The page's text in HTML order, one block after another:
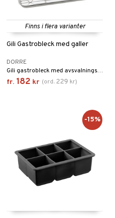
Finns i flera varianter
Gili Gastrobleck med galler
DORRE
Gili gastrobleck med avsvalningsgaller är idealiskt för köttförberedelser som kryddning, marinering och vila efter stekning.
fr. 182 kr (ord. 229 kr)
-15%